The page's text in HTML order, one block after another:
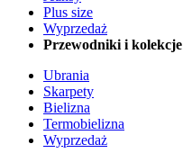
Plus size
Wyprzedaż
Przewodniki i kolekcje
Ubrania
Skarpety
Bielizna
Termobielizna
Wyprzedaż